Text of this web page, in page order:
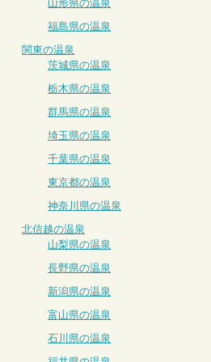
山形県の温泉
福島県の温泉
関東の温泉
茨城県の温泉
栃木県の温泉
群馬県の温泉
埼玉県の温泉
千葉県の温泉
東京都の温泉
神奈川県の温泉
北信越の温泉
山梨県の温泉
長野県の温泉
新潟県の温泉
富山県の温泉
石川県の温泉